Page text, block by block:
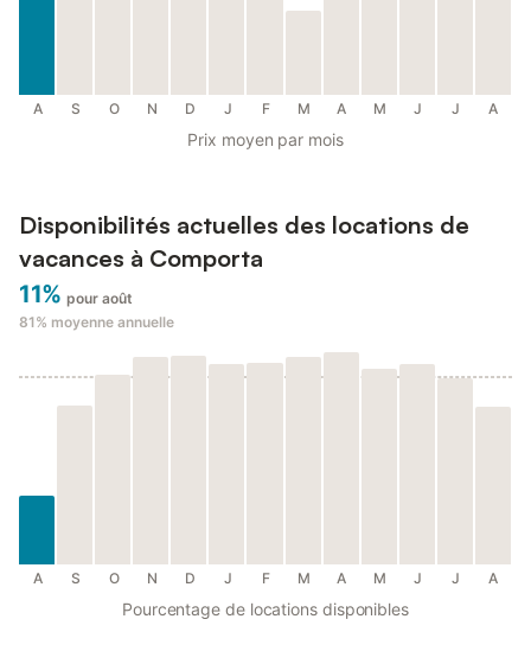
A S O N D J F M A M J J A
Prix moyen par mois
Disponibilités actuelles des locations de
vacances à Comporta
11% pour août
81% moyenne annuelle
A S O N D J F M A M J J A
Pourcentage de locations disponibles